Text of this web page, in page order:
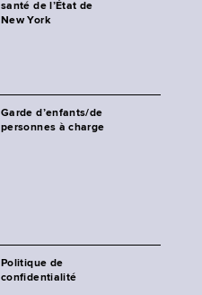
santé de l’État de
New York
Garde d’enfants/de
personnes à charge
Politique de
confidentialité